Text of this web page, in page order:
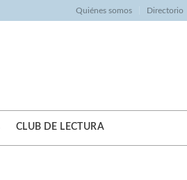
Quiénes somos Directorio
CLUB DE LECTURA